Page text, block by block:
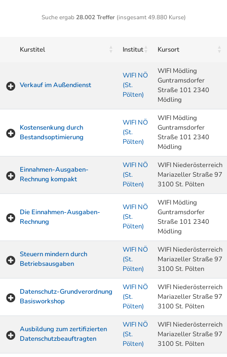
Suche ergab 28.002 Treffer(insgesamt 49.880 Kurse)
Kurstitel Institut Kursort
Verkauf im Außendienst
WIFI NÖ
(St.
Pölten)
WIFI Mödling
Guntramsdorfer
Straße 101 2340
Mödling
Kostensenkung durch
Bestandsoptimierung
WIFI NÖ
(St.
Pölten)
WIFI Mödling
Guntramsdorfer
Straße 101 2340
Mödling
Einnahmen-Ausgaben-
Rechnung kompakt
WIFI NÖ
(St.
Pölten)
WIFI Niederösterreich
Mariazeller Straße 97
3100 St. Pölten
Die Einnahmen-Ausgaben-
Rechnung
WIFI NÖ
(St.
Pölten)
WIFI Mödling
Guntramsdorfer
Straße 101 2340
Mödling
Steuern mindern durch
Betriebsausgaben
WIFI NÖ
(St.
Pölten)
WIFI Niederösterreich
Mariazeller Straße 97
3100 St. Pölten
Datenschutz-Grundverordnung
Basisworkshop
WIFI NÖ
(St.
Pölten)
WIFI Niederösterreich
Mariazeller Straße 97
3100 St. Pölten
Ausbildung zum zertifizierten
Datenschutzbeauftragten
WIFI NÖ
(St.
Pölten)
WIFI Niederösterreich
Mariazeller Straße 97
3100 St. Pölten